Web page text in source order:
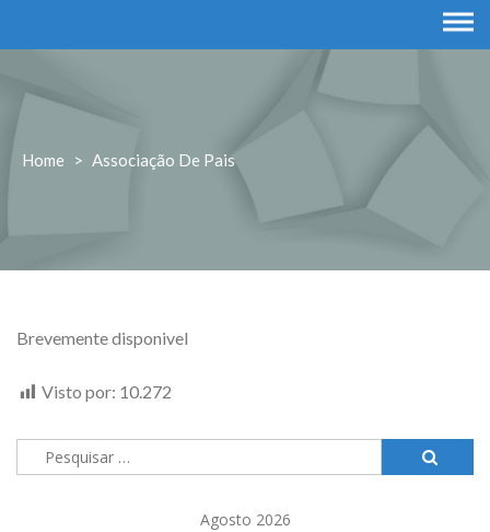
Home > Associação De Pais
Brevemente disponivel
Visto por: 10.272
Pesquisar
por:
Agosto 2026